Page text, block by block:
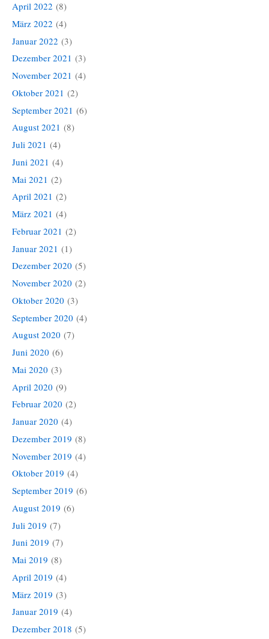
April 2022 (8)
März 2022 (4)
Januar 2022 (3)
Dezember 2021 (3)
November 2021 (4)
Oktober 2021 (2)
September 2021 (6)
August 2021 (8)
Juli 2021 (4)
Juni 2021 (4)
Mai 2021 (2)
April 2021 (2)
März 2021 (4)
Februar 2021 (2)
Januar 2021 (1)
Dezember 2020 (5)
November 2020 (2)
Oktober 2020 (3)
September 2020 (4)
August 2020 (7)
Juni 2020 (6)
Mai 2020 (3)
April 2020 (9)
Februar 2020 (2)
Januar 2020 (4)
Dezember 2019 (8)
November 2019 (4)
Oktober 2019 (4)
September 2019 (6)
August 2019 (6)
Juli 2019 (7)
Juni 2019 (7)
Mai 2019 (8)
April 2019 (4)
März 2019 (3)
Januar 2019 (4)
Dezember 2018 (5)